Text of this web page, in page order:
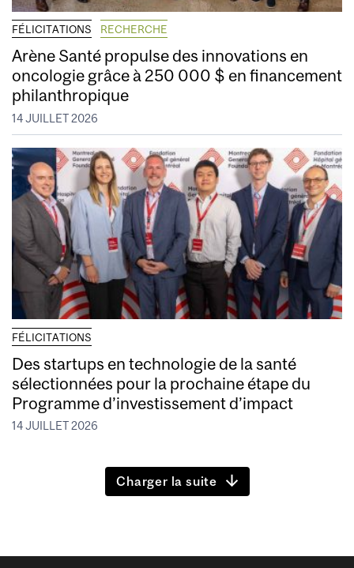
FÉLICITATIONS RECHERCHE
Arène Santé propulse des innovations en
oncologie grâce à 250 000 $ en financement
philanthropique
14 JUILLET 2026
FÉLICITATIONS
Des startups en technologie de la santé
sélectionnées pour la prochaine étape du
Programme d’investissement d’impact
14 JUILLET 2026
Charger la suite